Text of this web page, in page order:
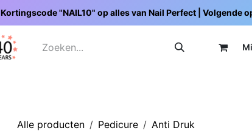
Kortingscode "NAIL10" op alles van Nail Perfect | Volgende
Alle producten Pedicure Anti Druk